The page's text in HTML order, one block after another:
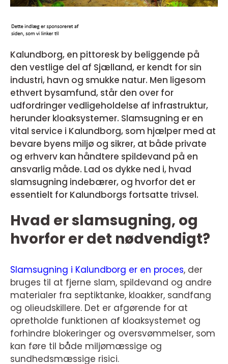
Kalundborg, en pittoresk by beliggende på
den vestlige del af Sjælland, er kendt for sin
industri, havn og smukke natur. Men ligesom
ethvert bysamfund, står den over for
udfordringer vedligeholdelse af infrastruktur,
herunder kloaksystemer. Slamsugning er en
vital service i Kalundborg, som hjælper med at
bevare byens miljø og sikrer, at både private
og erhverv kan håndtere spildevand på en
ansvarlig måde. Lad os dykke ned i, hvad
slamsugning indebærer, og hvorfor det er
essentielt for Kalundborgs fortsatte trivsel.
Hvad er slamsugning, og
hvorfor er det nødvendigt?
Slamsugning i Kalundborg er en proces, der
bruges til at fjerne slam, spildevand og andre
materialer fra septiktanke, kloakker, sandfang
og olieudskillere. Det er afgørende for at
opretholde funktionen af kloaksystemet og
forhindre blokeringer og oversvømmelser, som
kan føre til både miljømæssige og
sundhedsmæssige risici.